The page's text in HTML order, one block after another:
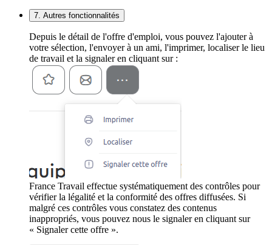
7. Autres fonctionnalités
Depuis le détail de l'offre d'emploi, vous pouvez l'ajouter à
votre sélection, l'envoyer à un ami, l'imprimer, localiser le lieu
de travail et la signaler en cliquant sur :
France Travail effectue systématiquement des contrôles pour
vérifier la légalité et la conformité des offres diffusées. Si
malgré ces contrôles vous constatez des contenus
inappropriés, vous pouvez nous le signaler en cliquant sur
« Signaler cette offre ».